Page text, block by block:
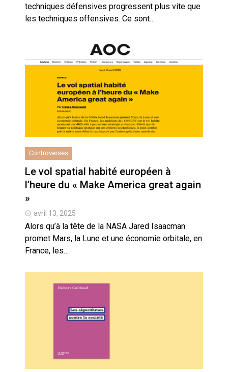
techniques défensives progressent plus vite que
les techniques offensives. Ce sont…
Controverses
Le vol spatial habité européen à
l’heure du « Make America great again
»
avril 13, 2025
Alors qu’à la tête de la NASA Jared Isaacman
promet Mars, la Lune et une économie orbitale, en
France, les…